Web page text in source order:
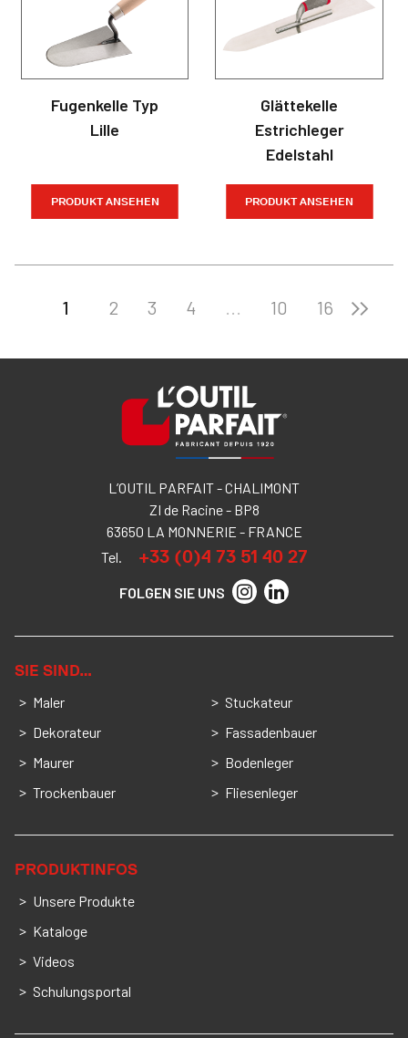
Fugenkelle Typ
Lille
PRODUKT ANSEHEN
Glättekelle
Estrichleger
Edelstahl
PRODUKT ANSEHEN
1 2 3 4 ... 10 16
L’OUTIL PARFAIT - CHALIMONT
ZI de Racine - BP8
63650 LA MONNERIE - FRANCE
Tel.
+33 (0)4 73 51 40 27
FOLGEN SIE UNS
SIE SIND…
Maler
Dekorateur
Maurer
Trockenbauer
Stuckateur
Fassadenbauer
Bodenleger
Fliesenleger
PRODUKTINFOS
Unsere Produkte
Kataloge
Videos
Schulungsportal